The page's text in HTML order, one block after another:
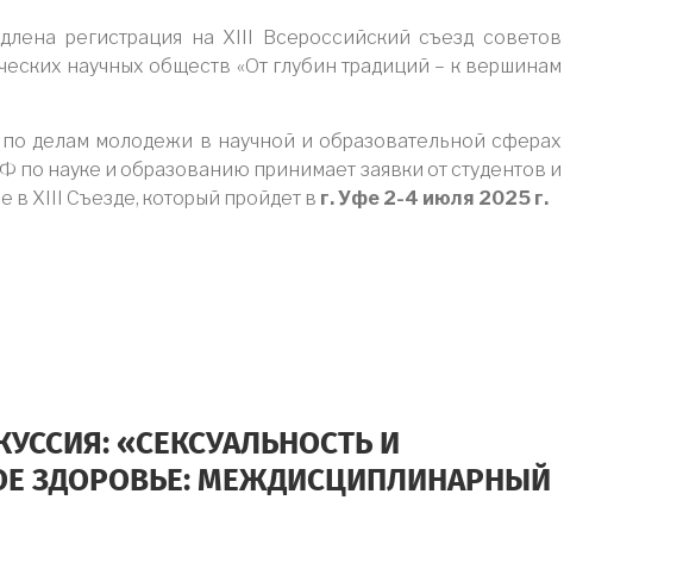
регистрация на XIII Всероссийский съезд советов
научных обществ «От глубин традиций – к вершинам
делам молодежи в научной и образовательной сферах
по науке и образованию принимает заявки от студентов и
в XIII Съезде, который пройдет в г. Уфе 2-4 июля 2025 г.
«СЕКСУАЛЬНОСТЬ И
ЗДОРОВЬЕ: МЕЖДИСЦИПЛИНАРНЫЙ